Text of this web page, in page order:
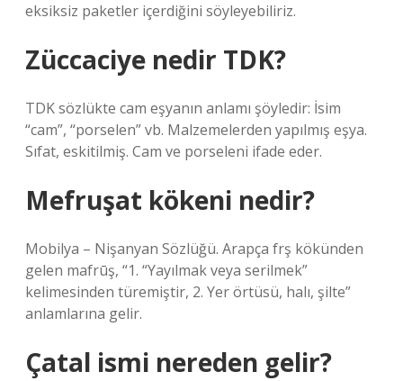
eksiksiz paketler içerdiğini söyleyebiliriz.
Züccaciye nedir TDK?
TDK sözlükte cam eşyanın anlamı şöyledir: İsim
“cam”, “porselen” vb. Malzemelerden yapılmış eşya.
Sıfat, eskitilmiş. Cam ve porseleni ifade eder.
Mefruşat kökeni nedir?
Mobilya – Nişanyan Sözlüğü. Arapça frş kökünden
gelen mafrūş, “1. “Yayılmak veya serilmek”
kelimesinden türemiştir, 2. Yer örtüsü, halı, şilte”
anlamlarına gelir.
Çatal ismi nereden gelir?